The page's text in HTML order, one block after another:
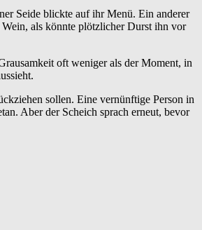
Seide blickte auf ihr Menü. Ein anderer
als könnte plötzlicher Durst ihn vor
oft weniger als der Moment, in
sollen. Eine vernünftige Person in
Aber der Scheich sprach erneut, bevor